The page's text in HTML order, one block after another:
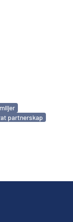
partnerskap